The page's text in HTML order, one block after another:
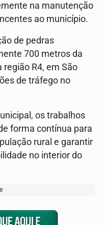
na manutenção
ao município.
de pedras
700 metros da
R4, em São
de tráfego no
os trabalhos
forma contínua para
rural e garantir
no interior do